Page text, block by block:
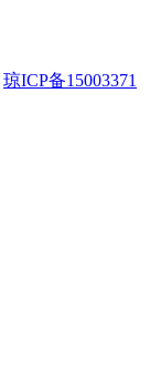
琼ICP备15003371